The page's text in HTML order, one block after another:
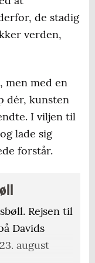
de stadig
verden,
men med en
dér, kunsten
I viljen til
lade sig
forstår.
Rejsen til
Davids
august